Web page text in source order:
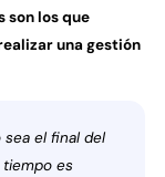
son los que
una gestión
el final del
es